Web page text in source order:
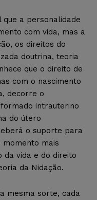
que a personalidade
com vida, mas a
os direitos do
doutrina, teoria
que o direito de
com o nascimento
decorre o
intrauterino
do útero
o suporte para
momento mais
da vida e do direito
da Nidação.
mesma sorte, cada